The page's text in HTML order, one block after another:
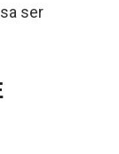
ser